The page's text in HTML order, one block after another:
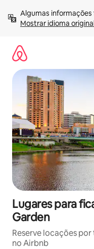
para
Mostrar idioma
Lugares para
Garden
Reserve locações
no Airbnb